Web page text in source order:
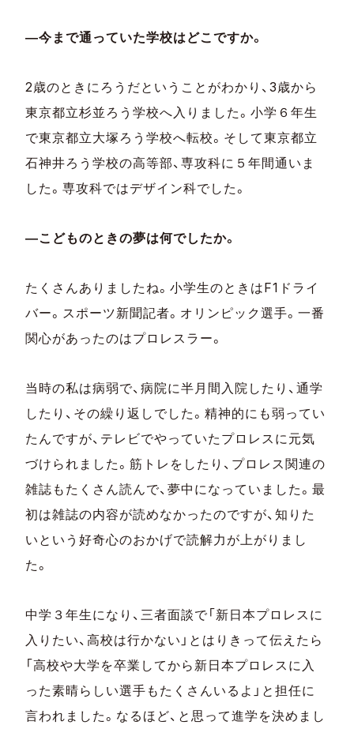
―今まで通っていた学校はどこですか。
2歳のときにろうだということがわかり、3歳から
東京都立杉並ろう学校へ入りました。小学６年生
で東京都立大塚ろう学校へ転校。そして東京都立
石神井ろう学校の高等部、専攻科に５年間通いま
した。専攻科ではデザイン科でした。
―こどものときの夢は何でしたか。
たくさんありましたね。小学生のときはF1ドライ
バー。スポーツ新聞記者。オリンピック選手。一番
関心があったのはプロレスラー。
当時の私は病弱で、病院に半月間入院したり、通学
したり、その繰り返しでした。精神的にも弱ってい
たんですが、テレビでやっていたプロレスに元気
づけられました。筋トレをしたり、プロレス関連の
雑誌もたくさん読んで、夢中になっていました。最
初は雑誌の内容が読めなかったのですが、知りた
いという好奇心のおかげで読解力が上がりまし
た。
中学３年生になり、三者面談で「新日本プロレスに
入りたい、高校は行かない」とはりきって伝えたら
「高校や大学を卒業してから新日本プロレスに入
った素晴らしい選手もたくさんいるよ」と担任に
言われました。なるほど、と思って進学を決めまし